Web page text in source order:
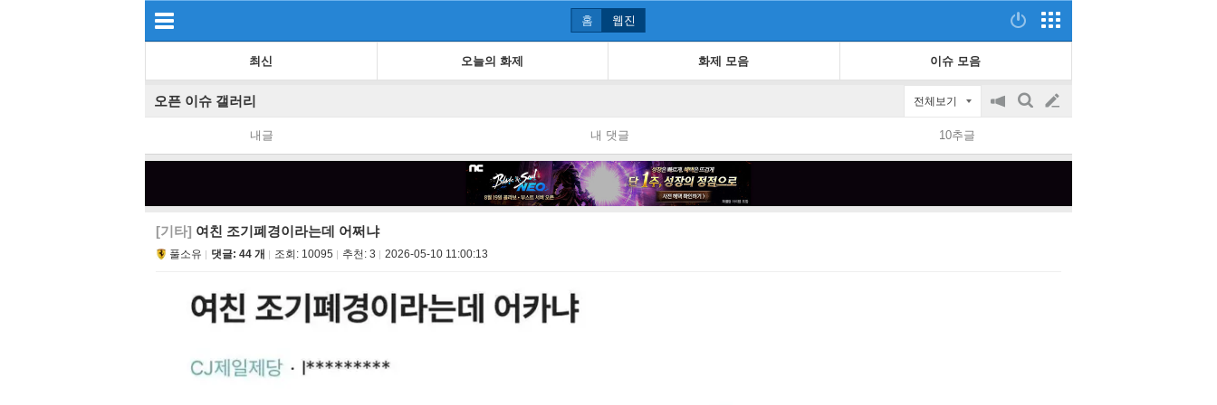
홈 웹진
최신 오늘의 화제 화제 모음 이슈 모음
오픈 이슈 갤러리 전체보기
공
on/off
검
글
쓰
내글 내 댓글 10추글
[기타] 여친 조기폐경이라는데 어쩌냐
풀소유 댓글: 44 개 조회: 10095 추천: 3 2026-05-10 11:00:13